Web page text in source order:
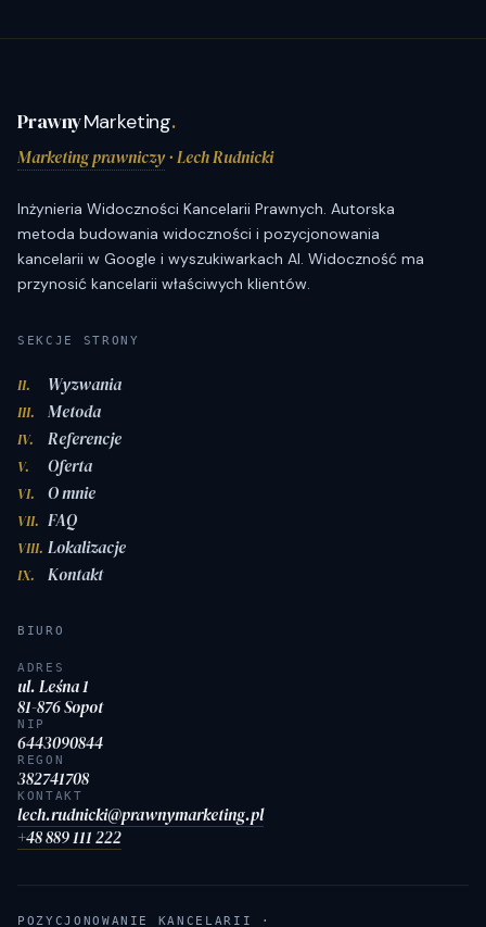
PrawnyMarketing.
Marketing prawniczy· Lech Rudnicki
Inżynieria Widoczności Kancelarii Prawnych. Autorska
metoda budowania widoczności i pozycjonowania
kancelarii w Google i wyszukiwarkach AI. Widoczność ma
przynosić kancelarii właściwych klientów.
SEKCJE STRONY
II. Wyzwania
III. Metoda
IV. Referencje
V. Oferta
VI. O mnie
VII. FAQ
VIII. Lokalizacje
IX. Kontakt
BIURO
ADRES
ul. Leśna 1
81-876 Sopot
NIP
6443090844
REGON
382741708
KONTAKT
lech.rudnicki@prawnymarketing.pl
+48 889 111 222
POZYCJONOWANIE KANCELARII ·